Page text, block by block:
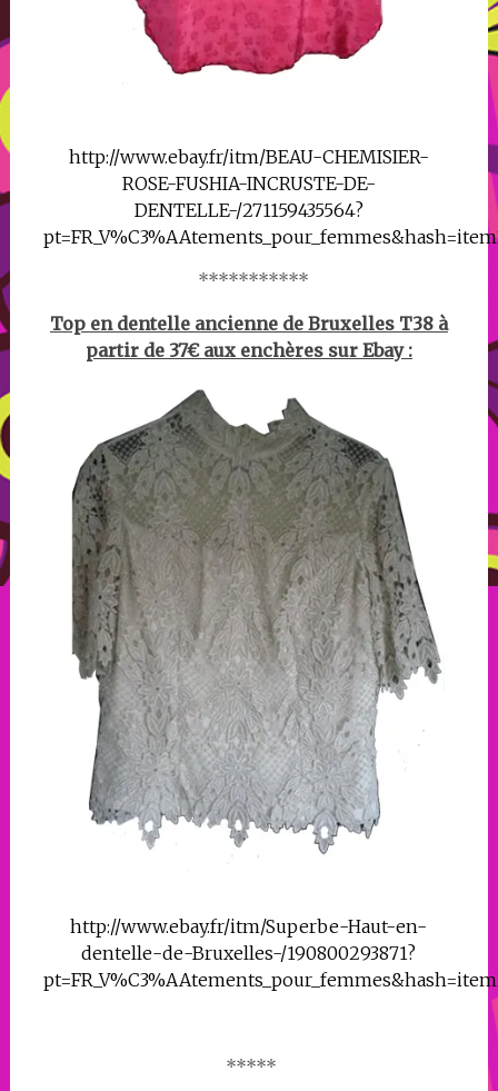
http://www.ebay.fr/itm/BEAU-CHEMISIER-
ROSE-FUSHIA-INCRUSTE-DE-
DENTELLE-/271159435564?
***********
Top en dentelle ancienne de Bruxelles T38 à
partir de 37€ aux enchères sur Ebay :
http://www.ebay.fr/itm/Superbe-Haut-en-
dentelle-de-Bruxelles-/190800293871?
*****